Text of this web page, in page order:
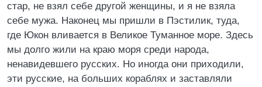
стар, не взял себе другой женщины, и я не взяла
себе мужа. Наконец мы пришли в Пэстилик, туда,
где Юкон вливается в Великое Туманное море. Здесь
мы долго жили на краю моря среди народа,
ненавидевшего русских. Но иногда они приходили,
эти русские, на больших кораблях и заставляли